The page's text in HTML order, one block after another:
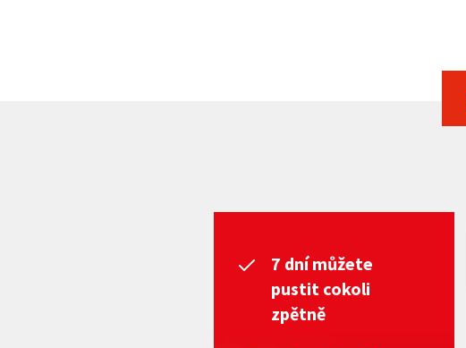
7 dní můžete
pustit cokoli
zpětně